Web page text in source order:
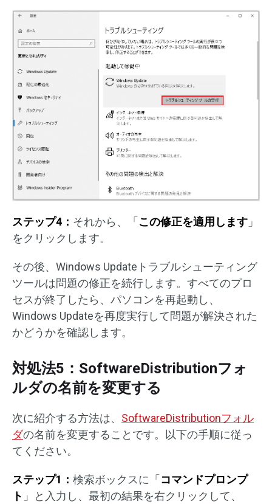
ステップ4： それから、「この修正を適用します 」
をクリックします。
その後、Windows Updateトラブルシューティング
ツールは問題の修正を続行します。すべてのプロ
セスが終了したら、パソコンを再起動し、
Windows Updateを再度実行して問題が解決された
かどうかを確認します。
対処法5：SoftwareDistributionフォ
ルダの名前を変更する
次に紹介する方法は、 SoftwareDistributionフォル
ダの名前を変更することです。以下の手順に従っ
てください。
ステップ1： 検索ボックスに「コマンドプロンプ
ト 」と入力し、最初の結果を右クリックして、